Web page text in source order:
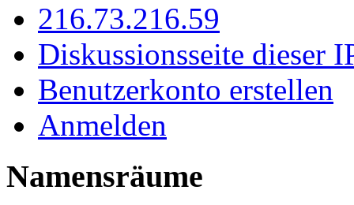
216.73.216.59
Diskussionsseite dieser
Benutzerkonto erstellen
Anmelden
Namensräume